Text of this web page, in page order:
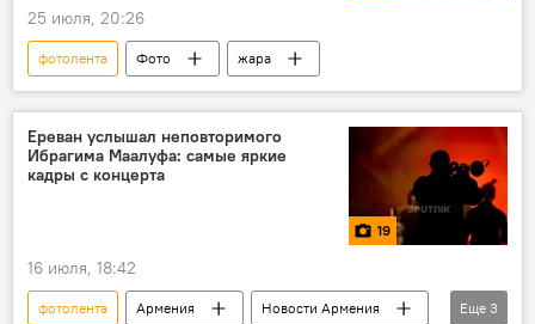
25 июля, 20:26
фотолента Фото жара
Ереван услышал неповторимого
Ибрагима Маалуфа: самые яркие
кадры с концерта
19
16 июля, 18:42
фотолента Армения
Новости Армения
Еще 3